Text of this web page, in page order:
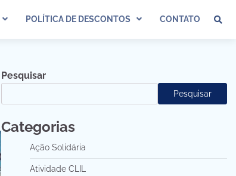
POLÍTICA DE DESCONTOS CONTATO
Pesquisar
Pesquisar
Categorias
Ação Solidária
Atividade CLIL